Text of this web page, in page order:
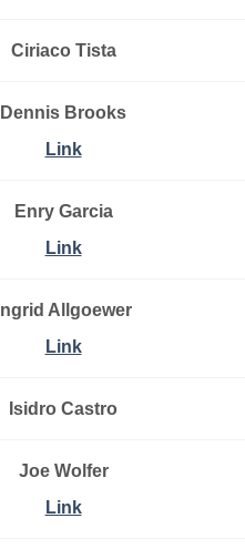
Ciriaco Tista
Dennis Brooks
Link
Enry Garcia
Link
Ingrid Allgoewer
Link
Isidro Castro
Joe Wolfer
Link